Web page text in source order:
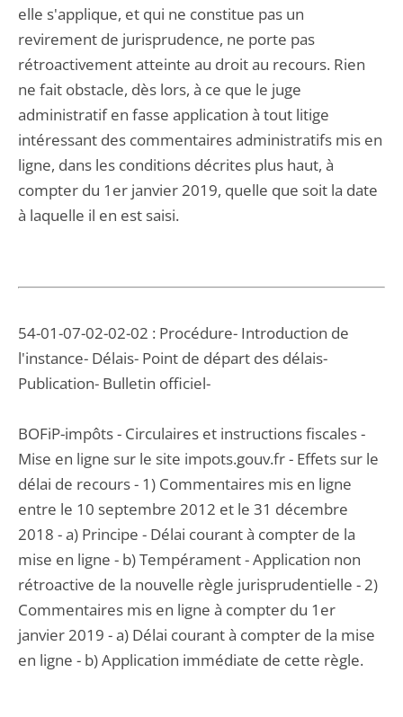
elle s'applique, et qui ne constitue pas un
revirement de jurisprudence, ne porte pas
rétroactivement atteinte au droit au recours. Rien
ne fait obstacle, dès lors, à ce que le juge
administratif en fasse application à tout litige
intéressant des commentaires administratifs mis en
ligne, dans les conditions décrites plus haut, à
compter du 1er janvier 2019, quelle que soit la date
à laquelle il en est saisi.
54-01-07-02-02-02 : Procédure- Introduction de
l'instance- Délais- Point de départ des délais-
Publication- Bulletin officiel-
BOFiP-impôts - Circulaires et instructions fiscales -
Mise en ligne sur le site impots.gouv.fr - Effets sur le
délai de recours - 1) Commentaires mis en ligne
entre le 10 septembre 2012 et le 31 décembre
2018 - a) Principe - Délai courant à compter de la
mise en ligne - b) Tempérament - Application non
rétroactive de la nouvelle règle jurisprudentielle - 2)
Commentaires mis en ligne à compter du 1er
janvier 2019 - a) Délai courant à compter de la mise
en ligne - b) Application immédiate de cette règle.